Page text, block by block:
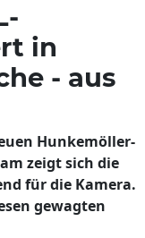
in
- aus
Hunkemöller-
zeigt sich die
für die Kamera.
gewagten